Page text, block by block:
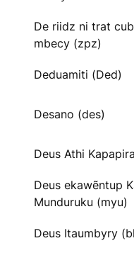
De riidz ni trat
mbecy (zpz)
Deduamiti (Ded)
Desano (des)
Deus Athi
Deus ekawẽntup
Munduruku (myu)
Deus Itaumbyry